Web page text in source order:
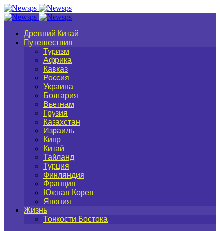
Древний Китай
Путешествия
Туризм
Африка
Кавказ
Россия
Украина
Болгария
Вьетнам
Грузия
Казахстан
Израиль
Кипр
Китай
Тайланд
Турция
Финляндия
Франция
Южная Корея
Япония
Жизнь
Тонкости Востока